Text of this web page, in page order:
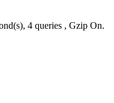
4 queries , Gzip On.